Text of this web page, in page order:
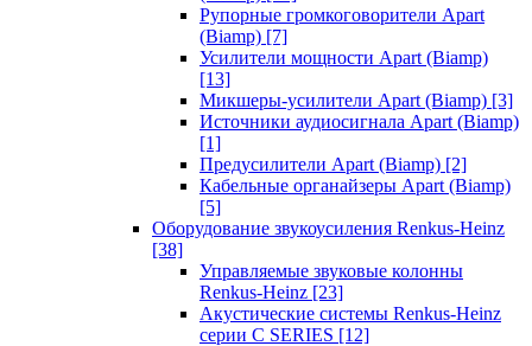
Рупорные громкоговорители Apart
(Biamp) [7]
Усилители мощности Apart (Biamp)
[13]
Микшеры-усилители Apart (Biamp) [3]
Источники аудиосигнала Apart (Biamp)
[1]
Предусилители Apart (Biamp) [2]
Кабельные органайзеры Apart (Biamp)
[5]
Оборудование звукоусиления Renkus-Heinz
[38]
Управляемые звуковые колонны
Renkus-Heinz [23]
Акустические системы Renkus-Heinz
серии C SERIES [12]